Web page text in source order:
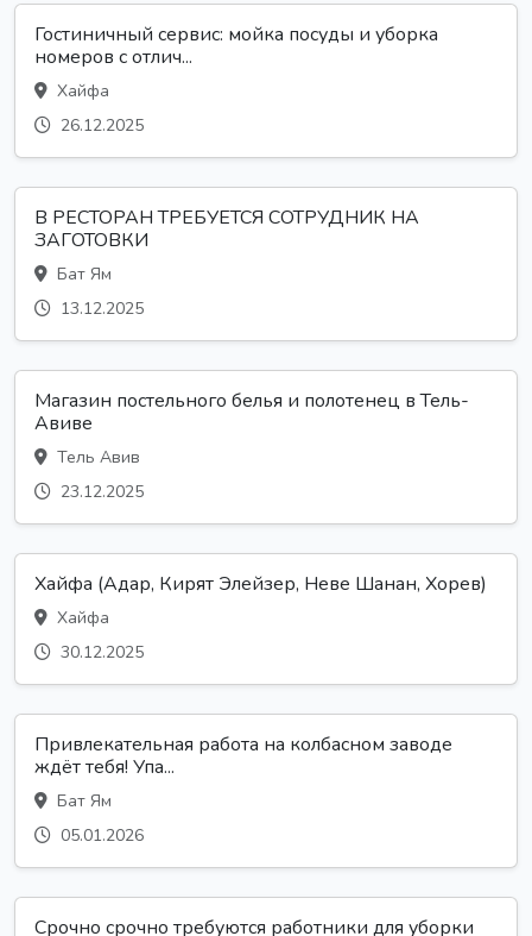
Гостиничный сервис: мойка посуды и уборка
номеров с отлич...
Хайфа
26.12.2025
В РЕСТОРАН ТРЕБУЕТСЯ СОТРУДНИК НА
ЗАГОТОВКИ
Бат Ям
13.12.2025
Магазин постельного белья и полотенец в Тель-
Авиве
Тель Авив
23.12.2025
Хайфа (Адар, Кирят Элейзер, Неве Шанан, Хорев)
Хайфа
30.12.2025
Привлекательная работа на колбасном заводе
ждёт тебя! Упа...
Бат Ям
05.01.2026
Срочно срочно требуются работники для уборки